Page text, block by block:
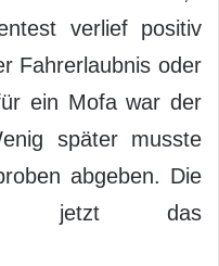
verlief positiv
Fahrerlaubnis oder
ein Mofa war der
später musste
abgeben. Die
jetzt das